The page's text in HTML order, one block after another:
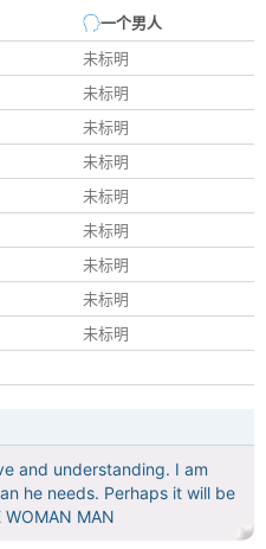
一个男人
未标明
未标明
未标明
未标明
未标明
未标明
未标明
未标明
未标明
and understanding. I am
he needs. Perhaps it will be
WOMAN MAN